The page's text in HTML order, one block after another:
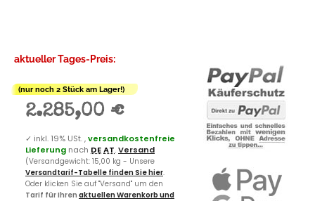
aktueller Tages-Preis:
(nur noch 2 Stück am Lager!)
2.285,00 €
✓ inkl. 19% USt. ,versandkostenfreie
Lieferung nach DEAT.Versand
(Versandgewicht: 15,00 kg - Unsere
Versandtarif-Tabelle finden Sie hier.
Oder klicken Sie auf "Versand" um den
Tarif für Ihren aktuellen Warenkorb und